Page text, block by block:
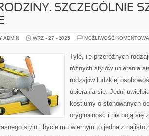
SZCZEGÓLNIE
ADMIN WRZ - 27 - 2025 MOŻLIWOŚĆ
Tyle, ile przeróżnych
różnych stylów ubierania
rodzajów ludzkiej
ubierania się. Jedni
kostiumy o stonowanych
oryginalność i nie boją się
stylu i bycie mu wiernym to jedna z